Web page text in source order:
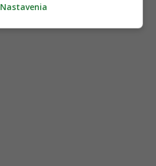
Nastavenia